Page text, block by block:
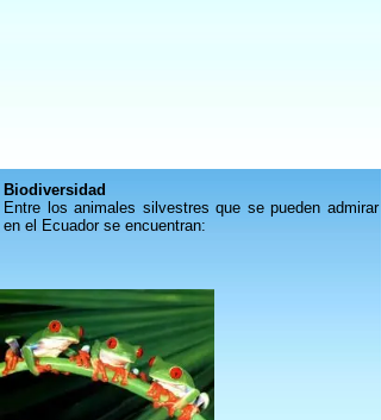
Biodiversidad
Entre los animales silvestres que se pueden admirar
en el Ecuador se encuentran: